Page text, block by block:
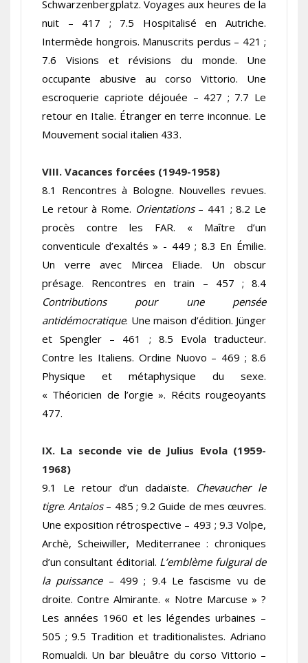
Schwarzenbergplatz. Voyages aux heures de la
nuit – 417 ; 7.5 Hospitalisé en Autriche.
Intermède hongrois. Manuscrits perdus – 421 ;
7.6 Visions et révisions du monde. Une
occupante abusive au corso Vittorio. Une
escroquerie capriote déjouée – 427 ; 7.7 Le
retour en Italie. Étranger en terre inconnue. Le
Mouvement social italien 433.
VIII. Vacances forcées (1949-1958)
8.1 Rencontres à Bologne. Nouvelles revues.
Le retour à Rome. Orientations– 441 ; 8.2 Le
procès contre les FAR. « Maître d’un
conventicule d’exaltés » - 449 ; 8.3 En Émilie.
Un verre avec Mircea Eliade. Un obscur
présage. Rencontres en train – 457 ; 8.4
Contributions pour une pensée
antidémocratique. Une maison d’édition. Jünger
et Spengler – 461 ; 8.5 Evola traducteur.
Contre les Italiens. Ordine Nuovo – 469 ; 8.6
Physique et métaphysique du sexe.
« Théoricien de l’orgie ». Récits rougeoyants
477.
IX. La seconde vie de Julius Evola (1959-
1968)
9.1 Le retour d’un dadaïste. Chevaucher le
tigre.Antaios– 485 ; 9.2 Guide de mes œuvres.
Une exposition rétrospective – 493 ; 9.3 Volpe,
Archè, Scheiwiller, Mediterranee : chroniques
d’un consultant éditorial. L’emblème fulgural de
la puissance– 499 ; 9.4 Le fascisme vu de
droite. Contre Almirante. « Notre Marcuse » ?
Les années 1960 et les légendes urbaines –
505 ; 9.5 Tradition et traditionalistes. Adriano
Romualdi. Un bar bleuâtre du corso Vittorio –